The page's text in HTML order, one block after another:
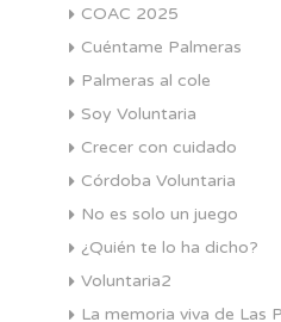
COAC 2025
Cuéntame Palmeras
Palmeras al cole
Soy Voluntaria
Crecer con cuidado
Córdoba Voluntaria
No es solo un juego
¿Quién te lo ha dicho?
Voluntaria2
La memoria viva de Las